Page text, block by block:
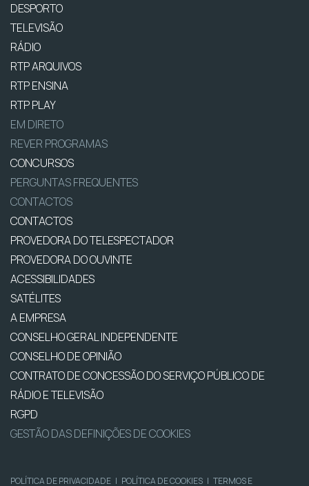
DESPORTO
TELEVISÃO
RÁDIO
RTP ARQUIVOS
RTP ENSINA
RTP PLAY
EM DIRETO
REVER PROGRAMAS
CONCURSOS
PERGUNTAS FREQUENTES
CONTACTOS
CONTACTOS
PROVEDORA DO TELESPECTADOR
PROVEDORA DO OUVINTE
ACESSIBILIDADES
SATÉLITES
A EMPRESA
CONSELHO GERAL INDEPENDENTE
CONSELHO DE OPINIÃO
CONTRATO DE CONCESSÃO DO SERVIÇO PÚBLICO DE
RÁDIO E TELEVISÃO
RGPD
GESTÃO DAS DEFINIÇÕES DE COOKIES
POLÍTICA DE PRIVACIDADE | POLÍTICA DE COOKIES | TERMOS E